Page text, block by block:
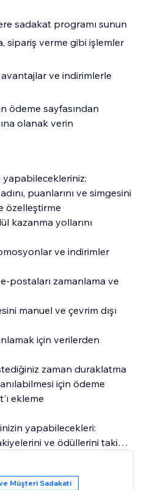
sadakat programı sunun
sipariş verme gibi işlemler
ve indirimlerle
ödeme sayfasından
olanak verin
yapabilecekleriniz:
puanlarını ve simgesini
özelleştirme
kazanma yollarını
ve indirimler
postaları zamanlama ve
manuel ve çevrim dışı
için verilerden
zaman duraklatma
için ödeme
ekleme
yapabilecekleri:
ve ödüllerini takip
Müşteri Sadakati